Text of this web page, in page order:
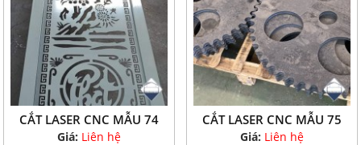
CẮT LASER CNC MẪU 74
Giá: Liên hệ
CẮT LASER CNC MẪU 75
Giá: Liên hệ